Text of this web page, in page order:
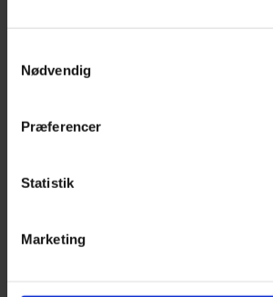
Nødvendig
Præferencer
Statistik
Marketing
på